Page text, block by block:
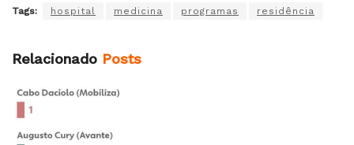
Tags: hospital medicina programas residência
Relacionado Posts